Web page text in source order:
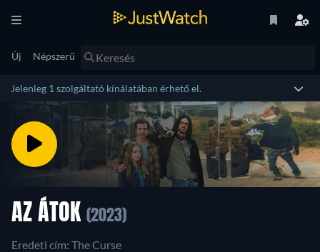
Új Népszerű
Jelenleg 1 szolgáltató kínálatában érhető el.
AZ ÁTOK (2023)
Eredeti cím: The Curse